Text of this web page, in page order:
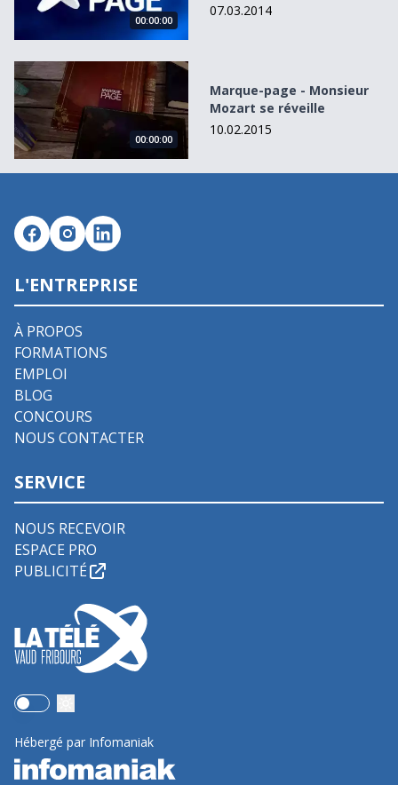
00:00:00
07.03.2014
Marque-page - Monsieur Mozart se réveille
00:00:00
Marque-page - Monsieur
Mozart se réveille
10.02.2015
L'ENTREPRISE
À PROPOS
FORMATIONS
EMPLOI
BLOG
CONCOURS
NOUS CONTACTER
SERVICE
NOUS RECEVOIR
ESPACE PRO
PUBLICITÉ
Use setting
Hébergé par Infomaniak